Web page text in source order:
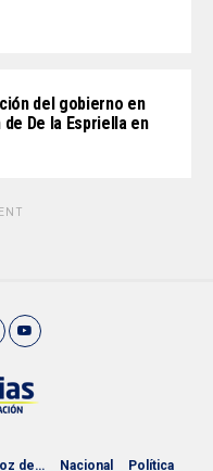
del gobierno en
De la Espriella en
de… Nacional Política